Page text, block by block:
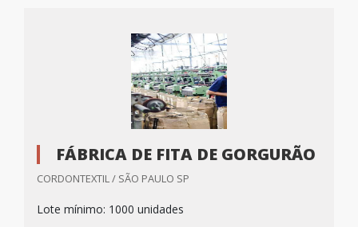
FÁBRICA DE FITA DE GORGURÃO
CORDONTEXTIL / SÃO PAULO SP
Lote mínimo: 1000 unidades